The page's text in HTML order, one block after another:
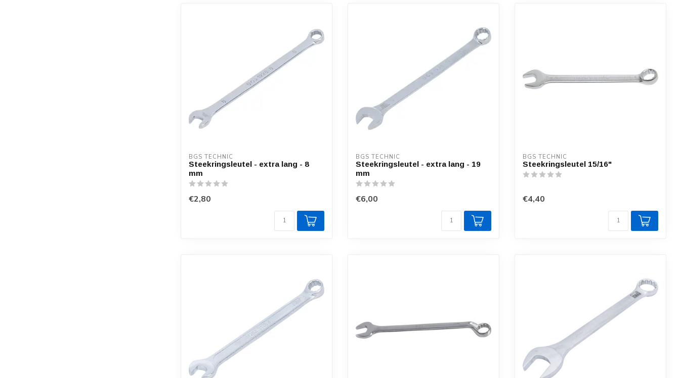
BGS TECHNIC
Steekringsleutel - extra lang - 8
mm
€2,80
BGS TECHNIC
Steekringsleutel - extra lang - 19
mm
€6,00
BGS TECHNIC
Steekringsleutel 15/16"
€4,40